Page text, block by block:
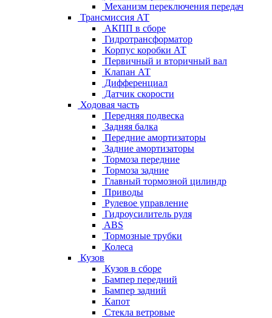
Механизм переключения передач
Трансмиссия АТ
АКПП в сборе
Гидротрансформатор
Корпус коробки АТ
Первичный и вторичный вал
Клапан АТ
Дифференциал
Датчик скорости
Ходовая часть
Передняя подвеска
Задняя балка
Передние амортизаторы
Задние амортизаторы
Тормоза передние
Тормоза задние
Главный тормозной цилиндр
Приводы
Рулевое управление
Гидроусилитель руля
ABS
Тормозные трубки
Колеса
Кузов
Кузов в сборе
Бампер передний
Бампер задний
Капот
Стекла ветровые